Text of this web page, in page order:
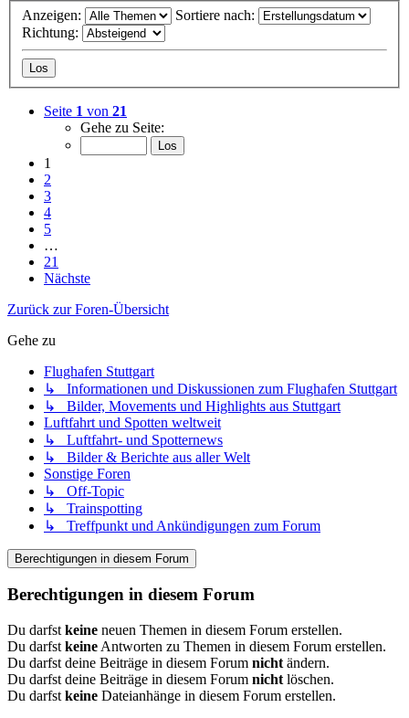
Anzeigen:
Sortiere nach:
Richtung:
Seite 1 von 21
Gehe zu Seite:
1
2
3
4
5
…
21
Nächste
Zurück zur Foren-Übersicht
Gehe zu
Flughafen Stuttgart
↳ Informationen und Diskussionen zum Flughafen Stuttgart
↳ Bilder, Movements und Highlights aus Stuttgart
Luftfahrt und Spotten weltweit
↳ Luftfahrt- und Spotternews
↳ Bilder & Berichte aus aller Welt
Sonstige Foren
↳ Off-Topic
↳ Trainspotting
↳ Treffpunkt und Ankündigungen zum Forum
Berechtigungen in diesem Forum
Berechtigungen in diesem Forum
Du darfst keine neuen Themen in diesem Forum erstellen.
Du darfst keine Antworten zu Themen in diesem Forum erstellen.
Du darfst deine Beiträge in diesem Forum nicht ändern.
Du darfst deine Beiträge in diesem Forum nicht löschen.
Du darfst keine Dateianhänge in diesem Forum erstellen.